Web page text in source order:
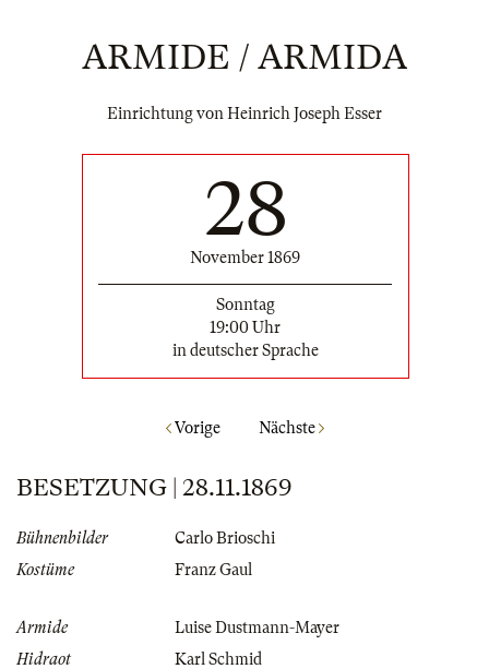
ARMIDE / ARMIDA
Einrichtung von Heinrich Joseph Esser
28
November 1869
Sonntag
19:00 Uhr
in deutscher Sprache
Vorige Nächste
BESETZUNG | 28.11.1869
Bühnenbilder
Carlo Brioschi
Kostüme
Franz Gaul
Armide
Luise Dustmann-Mayer
Hidraot
Karl Schmid